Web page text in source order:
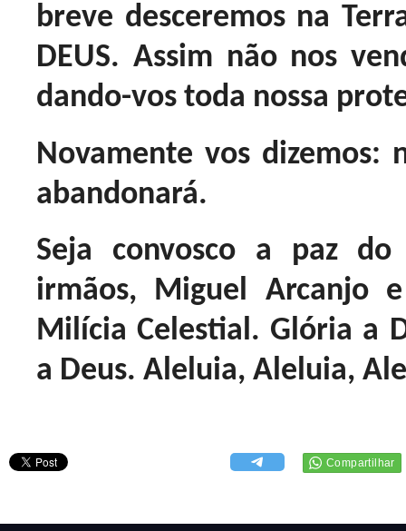
breve desceremos na
DEUS. Assim não nos
dando-vos toda nossa
Novamente vos dizemos:
abandonará.
Seja convosco a paz do
irmãos, Miguel Arcanjo
Milícia Celestial. Glória a
a Deus. Aleluia, Aleluia,